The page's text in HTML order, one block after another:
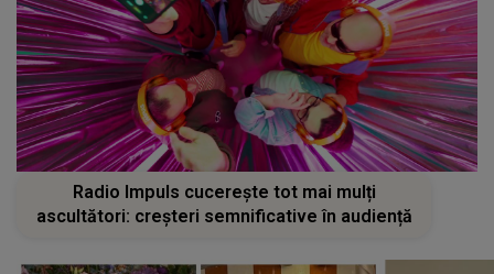
Radio Impuls cucerește tot mai mulți
ascultători: creșteri semnificative în audiență